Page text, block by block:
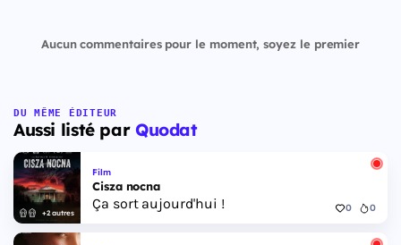
Aucun commentaires pour le moment, soyez le premier
DU MÊME ÉDITEUR
Aussi listé par Quodat
+2 autres
Film
Cisza nocna
Ça sort aujourd'hui ! 0 0